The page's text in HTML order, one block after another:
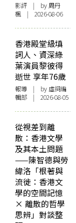
影評 | by周丹
楓 | 2026-08-06
香港殿堂級填
詞人、資深綠
葉演員黎彼得
逝世 享年76歲
報導 | by 虛詞編
輯部 | 2026-08-05
從視差到離
散：香港文學
及其本土問題
——陳智德與勞
緯洛「根著與
流徙：香港文
學的空間記憶
× 離散的哲學
思辨」對談整